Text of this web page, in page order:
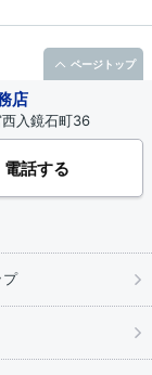
店
入鏡石町36
電話する
プ
ページトップ